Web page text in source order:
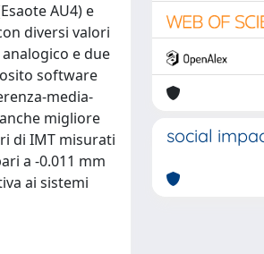
AU4) e
diversi valori
e due
software
media-
migliore
di IMT misurati
a -0.011 mm
ai sistemi
social